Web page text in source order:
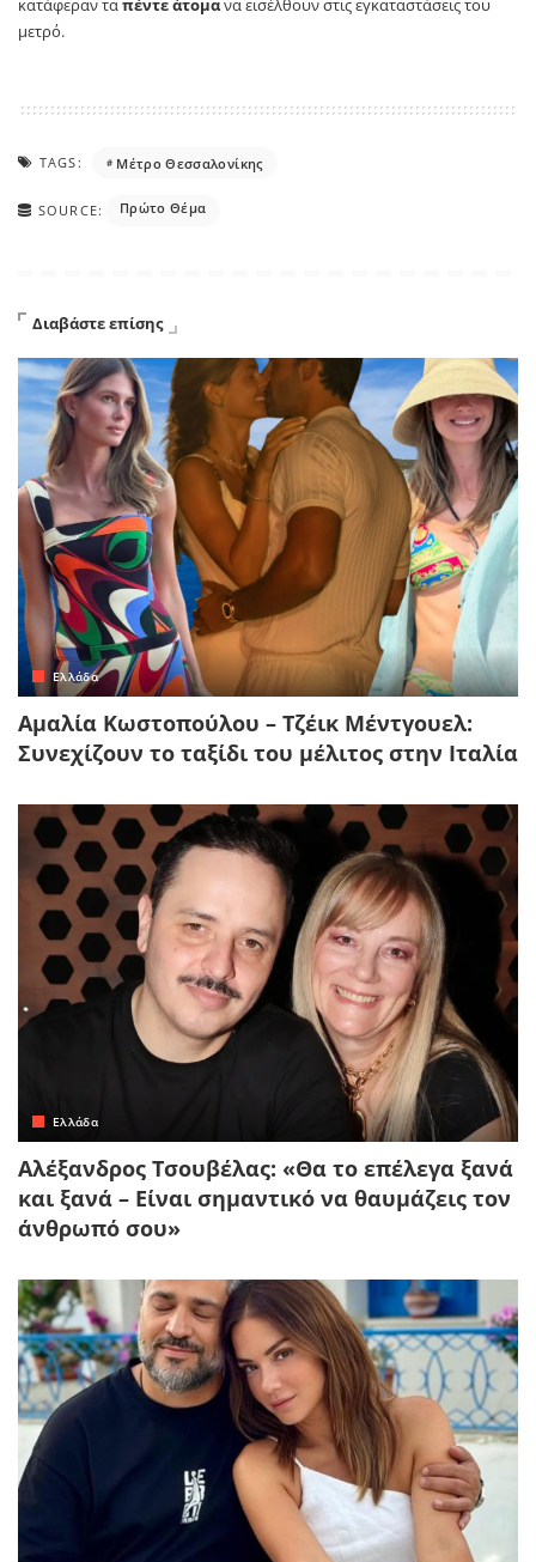
κατάφεραν ταπέντε άτομανα εισέλθουν στις εγκαταστάσεις του
μετρό.
TAGS: Μέτρο Θεσσαλονίκης
SOURCE: Πρώτο Θέμα
Διαβάστε επίσης
Ελλάδα
Αμαλία Κωστοπούλου – Τζέικ Μέντγουελ:
Συνεχίζουν το ταξίδι του μέλιτος στην Ιταλία
Ελλάδα
Αλέξανδρος Τσουβέλας: «Θα το επέλεγα ξανά
και ξανά – Είναι σημαντικό να θαυμάζεις τον
άνθρωπό σου»